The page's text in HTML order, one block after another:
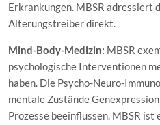
Erkrankungen. MBSR adressiert
Alterungstreiber direkt.
Mind-Body-Medizin: MBSR
psychologische Interventionen
haben. Die Psycho-Neuro-
mentale Zustände
Prozesse beeinflussen. MBSR